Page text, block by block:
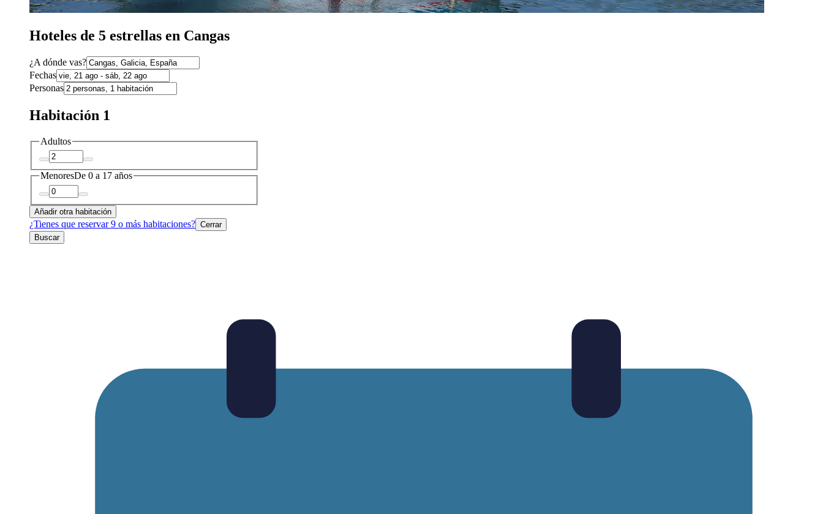
Hoteles de 5 estrellas en Cangas
¿A dónde vas?
Fechas
Personas
Habitación 1
Adultos
MenoresDe 0 a 17 años
Añadir otra habitación
¿Tienes que reservar 9 o más habitaciones? Cerrar
Buscar